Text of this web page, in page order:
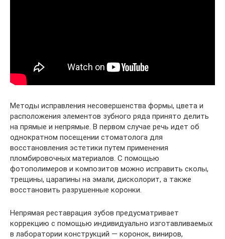
Методы исправления несовершенства формы, цвета и
расположения элементов зубного ряда принято делить
на прямые и непрямые. В первом случае речь идет об
однократном посещении стоматолога для
восстановления эстетики путем применения
пломбировочных материалов. С помощью
фотополимеров и композитов можно исправить сколы,
трещины, царапины на эмали, дисколорит, а также
восстановить разрушенные коронки.
Непрямая реставрация зубов предусматривает
коррекцию с помощью индивидуально изготавливаемых
в лаборатории конструкций — коронок, виниров,